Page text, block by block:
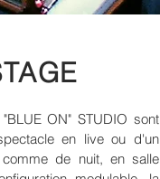
ON" STUDIO sont
en live ou d'un
de nuit, en salle